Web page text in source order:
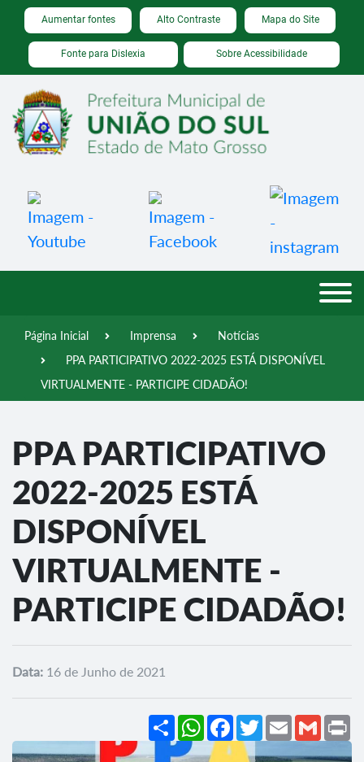
Seção de atalhos e links de acessibilidade
Ir para o conteúdo [alt+1]
Ir para o menu [alt+2]
Ir para a busca [alt+3]
Ir para o rodapé [alt+4]
Aumentar fontes Alto Contraste Mapa do Site
Fonte para Dislexia Sobre Acessibilidade
Página Inicial Imprensa
Notícias
PPA PARTICIPATIVO 2022-2025 ESTÁ DISPONÍVEL
VIRTUALMENTE - PARTICIPE CIDADÃO!
PPA PARTICIPATIVO
2022-2025 ESTÁ
DISPONÍVEL
VIRTUALMENTE -
PARTICIPE CIDADÃO!
Data: 16 de Junho de 2021
ShareWhatsApp
Facebook
TwitterEmailGmail